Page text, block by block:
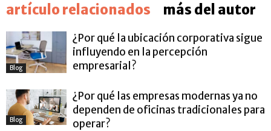
artículo relacionados más del autor
Blog
¿Por qué la ubicación corporativa sigue
influyendo en la percepción
empresarial?
Blog
¿Por qué las empresas modernas ya no
dependen de oficinas tradicionales para
operar?